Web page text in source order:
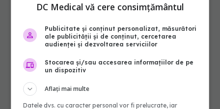
DC Medical vă cere consimțământul
Publicitate și conținut personalizat, măsurători
ale publicității și de conținut, cercetarea
audienței și dezvoltarea serviciilor
Stocarea și/sau accesarea informațiilor de pe
un dispozitiv
Aflați mai multe
Datele dvs. cu caracter personal vor fi prelucrate, iar